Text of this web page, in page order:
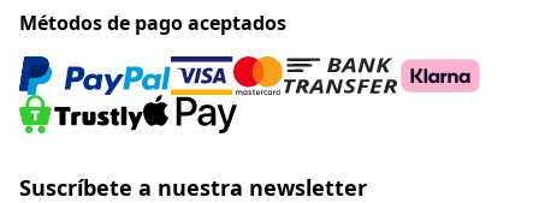
Métodos de pago aceptados
Suscríbete a nuestra newsletter